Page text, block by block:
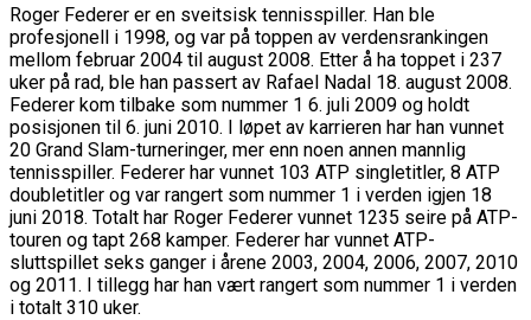
Roger Federer er en sveitsisk tennisspiller. Han ble
profesjonell i 1998, og var på toppen av verdensrankingen
mellom februar 2004 til august 2008. Etter å ha toppet i 237
uker på rad, ble han passert av Rafael Nadal 18. august 2008.
Federer kom tilbake som nummer 1 6. juli 2009 og holdt
posisjonen til 6. juni 2010. I løpet av karrieren har han vunnet
20 Grand Slam-turneringer, mer enn noen annen mannlig
tennisspiller. Federer har vunnet 103 ATP singletitler, 8 ATP
doubletitler og var rangert som nummer 1 i verden igjen 18
juni 2018. Totalt har Roger Federer vunnet 1235 seire på ATP-
touren og tapt 268 kamper. Federer har vunnet ATP-
sluttspillet seks ganger i årene 2003, 2004, 2006, 2007, 2010
og 2011. I tillegg har han vært rangert som nummer 1 i verden
i totalt 310 uker.